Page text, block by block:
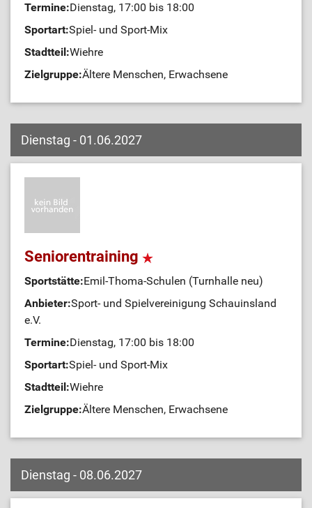
Termine:Dienstag, 17:00 bis 18:00
Sportart:Spiel- und Sport-Mix
Stadtteil:Wiehre
Zielgruppe:Ältere Menschen, Erwachsene
Dienstag - 01.06.2027
Seniorentraining
Sportstätte:Emil-Thoma-Schulen (Turnhalle neu)
Anbieter:Sport- und Spielvereinigung Schauinsland
e.V.
Termine:Dienstag, 17:00 bis 18:00
Sportart:Spiel- und Sport-Mix
Stadtteil:Wiehre
Zielgruppe:Ältere Menschen, Erwachsene
Dienstag - 08.06.2027